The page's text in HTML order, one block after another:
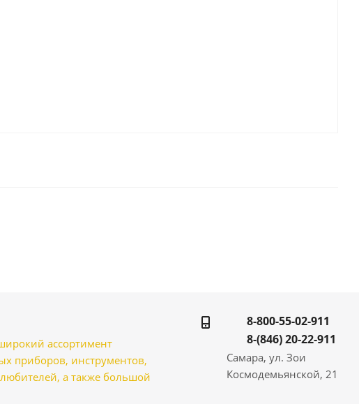
ассортимент
приборов, инструментов,
а также большой
8-800-55-02-911
8-(846) 20-22-911
Самара, ул. Зои
Космодемьянской, 21